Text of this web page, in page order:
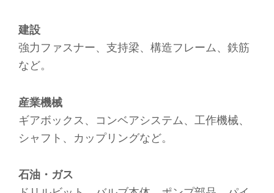
建設
強力ファスナー、支持梁、構造フレーム、鉄筋
など。
産業機械
ギアボックス、コンベアシステム、工作機械、
シャフト、カップリングなど。
石油・ガス